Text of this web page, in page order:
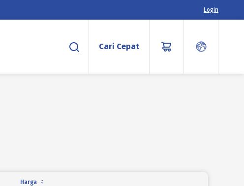
Login
Cari Cepat
Harga